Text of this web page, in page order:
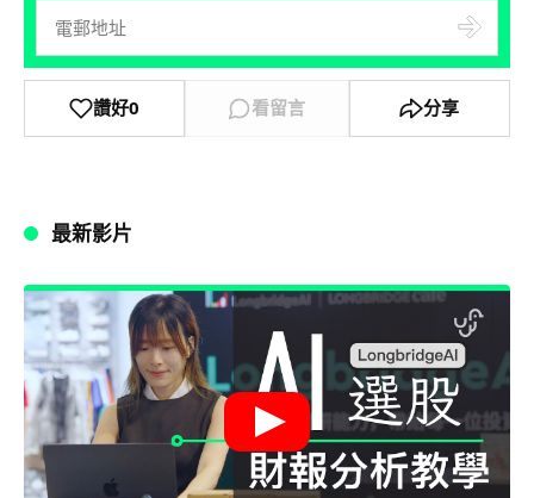
讚好0 看留言 分享
最新影片